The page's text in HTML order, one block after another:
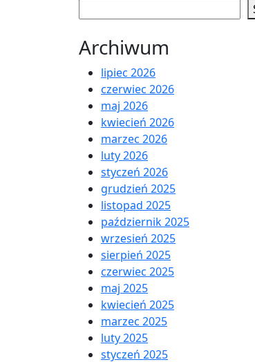
Archiwum
lipiec 2026
czerwiec 2026
maj 2026
kwiecień 2026
marzec 2026
luty 2026
styczeń 2026
grudzień 2025
listopad 2025
październik 2025
wrzesień 2025
sierpień 2025
czerwiec 2025
maj 2025
kwiecień 2025
marzec 2025
luty 2025
styczeń 2025